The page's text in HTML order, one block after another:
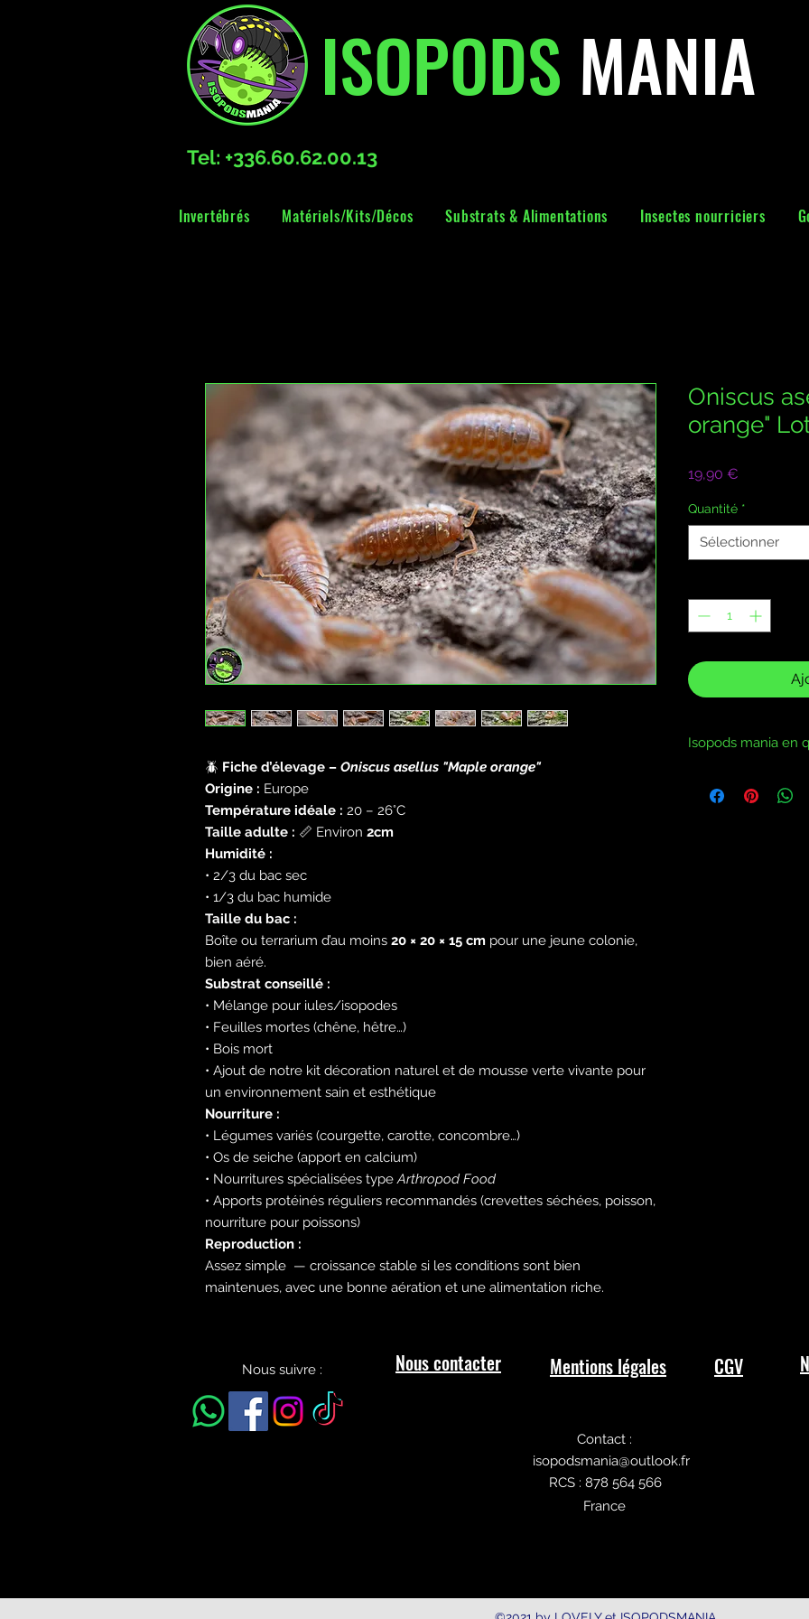
ISOPODS MANIA
Tel: +336.60.62.00.13
Invertébrés Matériels/Kits/Décos Substrats & Alimentations Insectes nourriciers
🪲 Fiche d’élevage – Oniscus asellus "Maple orange"
Origine : Europe
Température idéale : 20 – 26°C
Taille adulte : 📏 Environ 2cm
Humidité :
• 2/3 du bac sec
• 1/3 du bac humide
Taille du bac :
Boîte ou terrarium d’au moins 20 × 20 × 15 cm pour une jeune colonie,
bien aéré.
Substrat conseillé :
• Mélange pour iules/isopodes
• Feuilles mortes (chêne, hêtre…)
• Bois mort
• Ajout de notre kit décoration naturel et de mousse verte vivante pour
un environnement sain et esthétique
Nourriture :
• Légumes variés (courgette, carotte, concombre…)
• Os de seiche (apport en calcium)
• Nourritures spécialisées typeArthropod Food
• Apports protéinés réguliers recommandés (crevettes séchées, poisson,
nourriture pour poissons)
Reproduction :
Assez simple — croissance stable si les conditions sont bien
maintenues, avec une bonne aération et une alimentation riche.
Oniscus
orange"
19,90 €
Quantité *
Sélectionner
Isopods mania en
Transport 24h
Nous suivre : Nous contacter Mentions légales CGV
Contact :
isopodsmania@outlook.fr
RCS : 878 564 566
France